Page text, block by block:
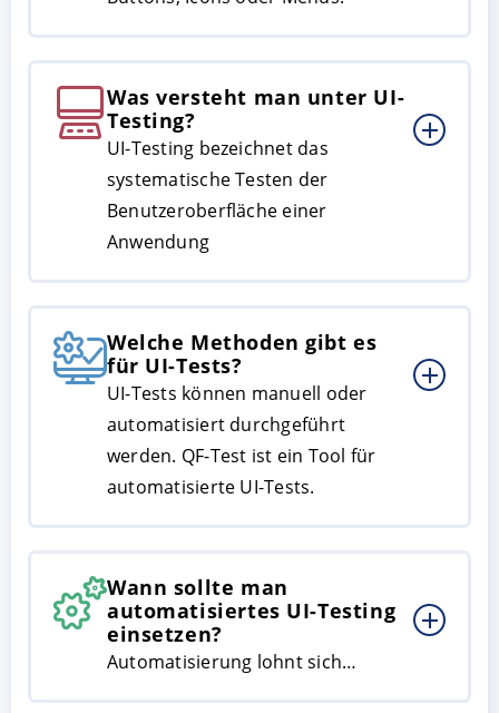
Was versteht man unter UI-
Testing?
UI-Testing bezeichnet das
systematische Testen der
Benutzeroberfläche einer
Anwendung
Welche Methoden gibt es
für UI-Tests?
UI-Tests können manuell oder
automatisiert durchgeführt
werden. QF-Test ist ein Tool für
automatisierte UI-Tests.
Wann sollte man
automatisiertes UI-Testing
einsetzen?
Automatisierung lohnt sich…